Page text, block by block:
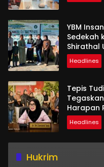
YBM
Sedekah
Shirathal
Headlines
Tepis
Harapan
Headlines
Hukrim